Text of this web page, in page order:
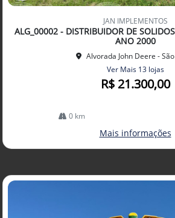
Co
arti
lhe
JAN IMPLEMENTOS
ALG_00002 - DISTRIBUIDOR DE
ANO 2000
Alvorada John Deere -
Ver Mais 13 lojas
R$ 21.300,00
0 km
Mais informações